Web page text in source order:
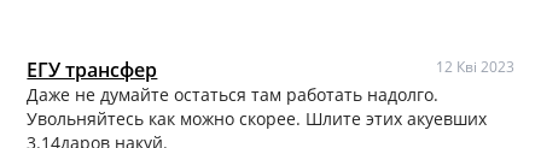
ЕГУ трансфер 12 Кві 2023
Даже не думайте остаться там работать надолго.
Увольняйтесь как можно скорее. Шлите этих акуевших
3.14даров накуй.